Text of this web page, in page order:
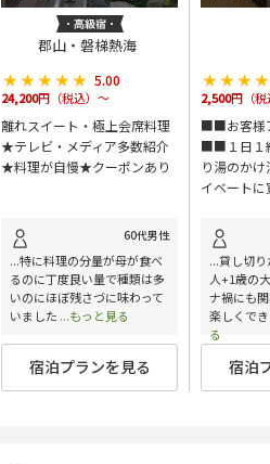
郡山・磐梯熱海
★★★★★
★★★★★ 5.00
24,200円（税込）～
離れスイート・極上会席料理
★テレビ・メディア多数紹介
★料理が自慢★クーポンあり
60代男性
...特に料理の分量が母が食べ
るのに丁度良い量で種類は多
いのにほぼ残さづに味わって
いました ...もっと見る
宿泊プランを見る
2,500円（
■■お客様
■■１日１
り湯のか
イベート
...貸し切
人+1歳の
ナ禍にも
楽しくで
る
宿泊